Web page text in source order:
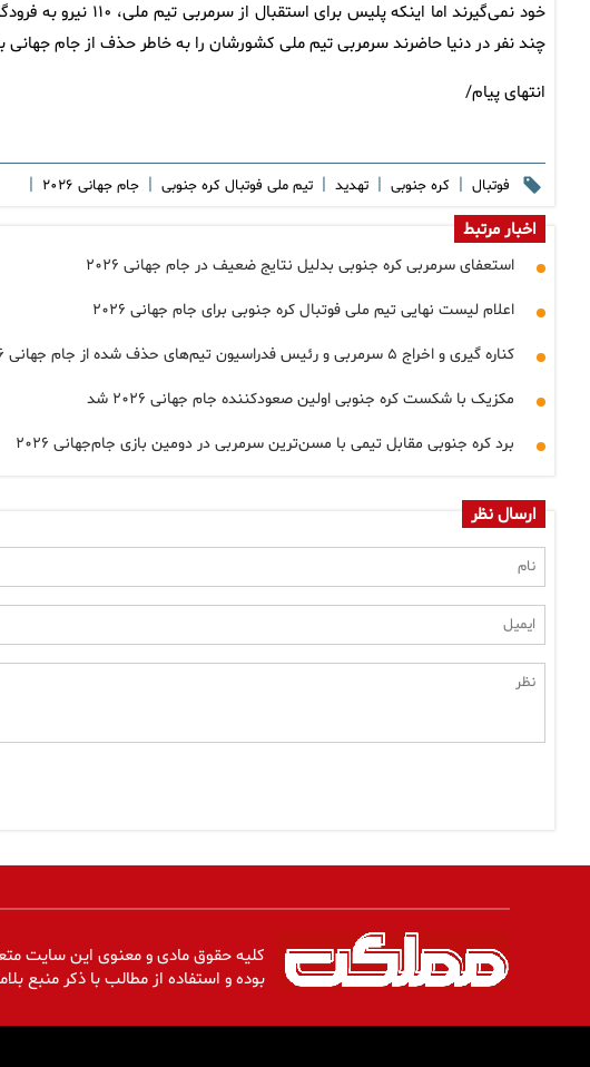
خود نمی‌گیرند اما
چند نفر در دنیا حاضرند سرمربی تیم ملی کشورشان را به خاطر حذف از جام
انتهای پیام/
فوتبال | کره جنوبی | تهدید | تیم ملی فوتبال کره جنوبی | جام جهانی ۲۰۲۶ |
اخبار مرتبط
استعفای سرمربی کره جنوبی بدلیل نتایج ضعیف در جام جهانی ۲۰۲۶
اعلام لیست نهایی تیم ملی فوتبال کره جنوبی برای جام جهانی ۲۰۲۶
کناره گیری و اخراج ۵ سرمربی و رئیس فدراسیون تیم‌های حذف شده از جام جهانی ۲۰۲۶
مکزیک با شکست کره جنوبی اولین صعودکننده جام جهانی ۲۰۲۶ شد
برد کره جنوبی مقابل تیمی با مسن‌ترین سرمربی در دومین بازی جام‌جهانی ۲۰۲۶
ارسال نظر
کلیه حقوق مادی و معنوی این سایت
بوده و استفاده از مطالب با ذکر منبع